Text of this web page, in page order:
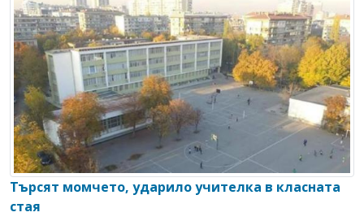
Търсят момчето, ударило учителка в класната
стая